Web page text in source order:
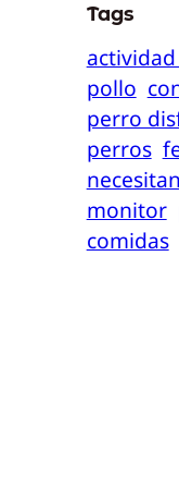
Tags
pollo
perro
perros
necesitan
monitor
comidas